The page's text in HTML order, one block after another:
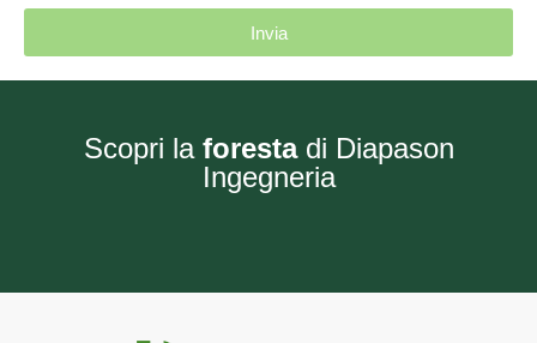
Invia
Scopri la forestadi Diapason
Ingegneria